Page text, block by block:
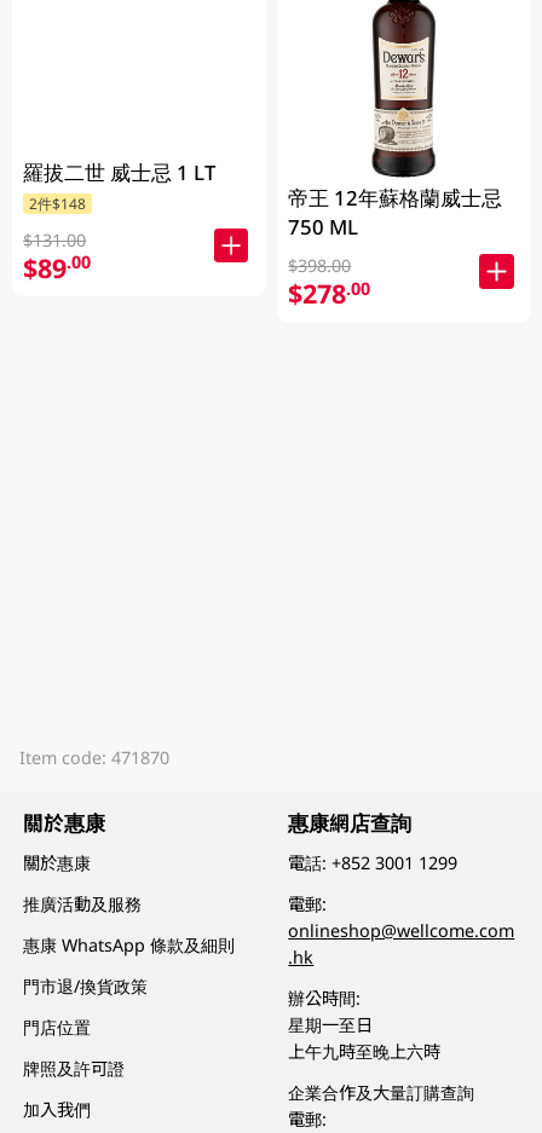
羅拔二世 威士忌 1 LT
2件$148
$131.00
$89.00
帝王 12年蘇格蘭威士忌
750 ML
$398.00
$278.00
Item code: 471870
關於惠康
關於惠康
推廣活動及服務
惠康 WhatsApp 條款及細則
門市退/換貨政策
門店位置
牌照及許可證
加入我們
惠康網店查詢
電話:+852 3001 1299
電郵:
onlineshop@wellcome.com
.hk
辦公時間:
星期一至日
上午九時至晚上六時
企業合作及大量訂購查詢
電郵: